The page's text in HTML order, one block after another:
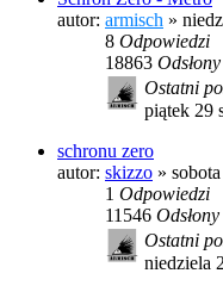
autor: armisch »
8 Odpowiedzi
18863 Odsłony
Ostatni
piątek 29
schronu zero
autor: skizzo »
1 Odpowiedzi
11546 Odsłony
Ostatni
niedziela